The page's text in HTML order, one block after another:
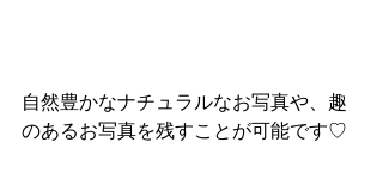
自然豊かなナチュラルなお写真や、趣
のあるお写真を残すことが可能です♡